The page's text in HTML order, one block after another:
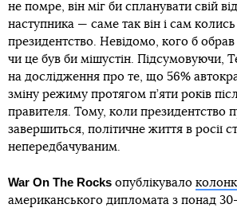
не помре, він міг би спланувати свій
наступника — саме так він і сам
президентство. Невідомо, кого б обрав
чи це був би мішустін. Підсумовуючи,
на дослідження про те, що 56%
зміну режиму протягом п’яти років
правителя. Тому, коли президентство
завершиться, політичне життя в росії
непередбачуваним.
War On The Rocks опублікувало
американського дипломата з понад